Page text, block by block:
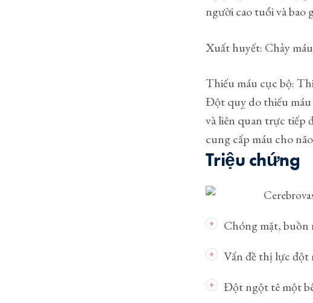
người cao tuổi và bao
Xuất huyết: Chảy
Thiếu máu cục bộ:
Đột quỵ do thiếu
và liên quan trực tiếp
cung cấp máu cho
Triệu chứng
Chóng mặt, buồn
Vấn đề thị lực đột
Đột ngột tê một